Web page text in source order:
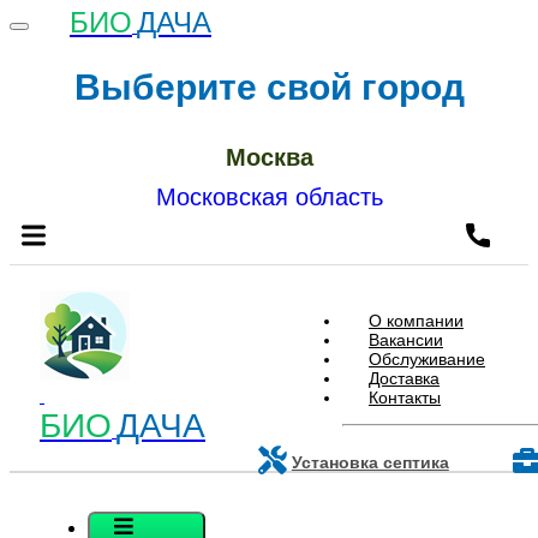
Выберите свой город
Москва
Московская область
БИОДАЧА
БИОДАЧА
О компании
Вакансии
Обслуживание
Доставка
Контакты
Установка септика